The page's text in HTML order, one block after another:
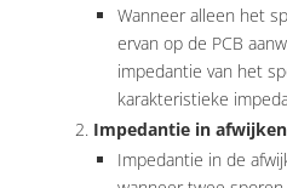
Wanneer alleen het
ervan op de PCB
impedantie van het
karakteristieke
Impedantie in
Impedantie in de